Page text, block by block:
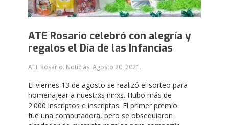
ATE Rosario celebró con alegría y
regalos el Día de las Infancias
ATE Rosario. Noticias. Agosto 20, 2021 .
El viernes 13 de agosto se realizó el sorteo para
homenajear a nuestrxs niñxs. Hubo más de
2.000 inscriptos e inscriptas. El primer premio
fue una computadora, pero se obsequiaron